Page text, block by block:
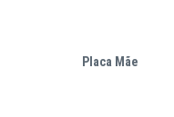
Placa Mãe